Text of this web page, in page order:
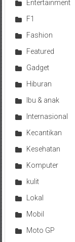
Entertainment
F1
Fashion
Featured
Gadget
Hiburan
Ibu & anak
Internasional
Kecantikan
Kesehatan
Komputer
kulit
Lokal
Mobil
Moto GP